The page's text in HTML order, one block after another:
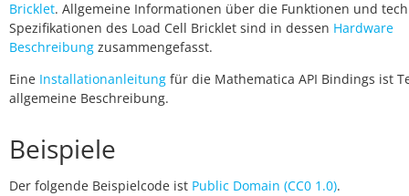
Bricklet. Allgemeine Informationen über die Funktionen und
Spezifikationen des Load Cell Bricklet sind in dessen Hardware
Beschreibung zusammengefasst.
Eine Installationanleitung für die Mathematica API Bindings ist
allgemeine Beschreibung.
Beispiele
Der folgende Beispielcode ist Public Domain (CC0 1.0).